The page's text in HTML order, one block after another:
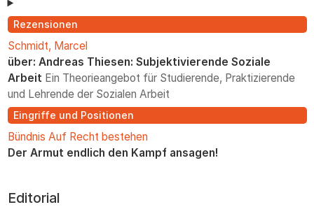
Rezensionen
Schmidt, Marcel
über: Andreas Thiesen: Subjektivierende Soziale
Arbeit Ein Theorieangebot für Studierende, Praktizierende
und Lehrende der Sozialen Arbeit
Eingriffe und Positionen
Bündnis Auf Recht bestehen
Der Armut endlich den Kampf ansagen!
Editorial